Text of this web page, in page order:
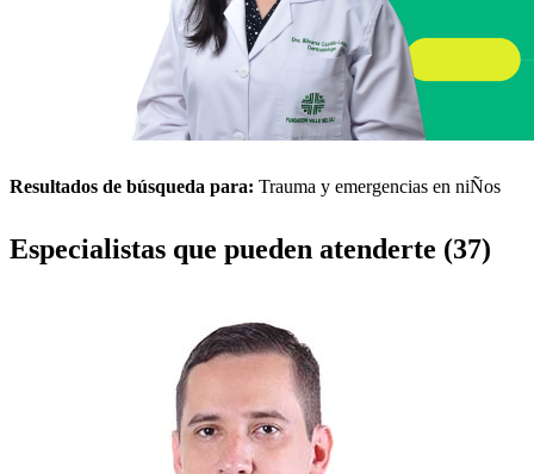
Resultados de búsqueda para: Trauma y emergencias en niÑos
Especialistas que pueden atenderte (37)